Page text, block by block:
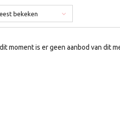
bekeken
moment is er geen aanbod van dit